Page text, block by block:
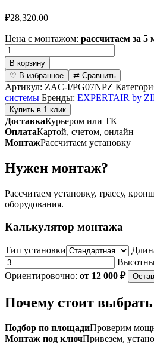
₽28,320.00
Цена с монтажом: рассчитаем за 5
Количество
товара
Инверторная
сплит-
система
серии
PROGRESS
Inverter
ZAC-
I/PG07NPZ
В корзину
♡ В избранное
⇄ Сравнить
Артикул: ZAC-I/PG07NPZ
системы Бренды: EXPERTAIR by
Купить в 1 клик
ДоставкаКурьером или ТК
ОплатаКартой, счетом, онлайн
МонтажРассчитаем установку
Нужен монтаж?
Рассчитаем установку, трассу,
оборудования.
Калькулятор монтажа
Тип установки
Ориентировочно: от 12 000 ₽
Почему стоит выбрать
Подбор по площадиПроверим
Монтаж под ключПривезем,